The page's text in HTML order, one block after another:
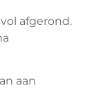
afgerond.
aan